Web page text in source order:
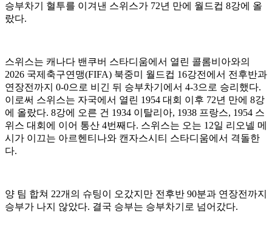
승부차기 혈투를 이겨낸 스위스가 72년 만에 월드컵 8강에 올
랐다.
스위스는 캐나다 밴쿠버 스타디움에서 열린 콜롬비아와의
2026 국제축구연맹(FIFA) 북중미 월드컵 16강전에서 전후반과
연장전까지 0-0으로 비긴 뒤 승부차기에서 4-3으로 승리했다.
이로써 스위스는 자국에서 열린 1954 대회 이후 72년 만에 8강
에 올랐다. 8강에 오른 건 1934 이탈리아, 1938 프랑스, 1954 스
위스 대회에 이어 통산 4번째다. 스위스는 오는 12일 리오넬 메
시가 이끄는 아르헨티나와 캔자스시티 스타디움에서 격돌한
다.
양 팀 합쳐 22개의 슈팅이 오갔지만 전후반 90분과 연장전까지
승부가 나지 않았다. 결국 승부는 승부차기로 넘어갔다.